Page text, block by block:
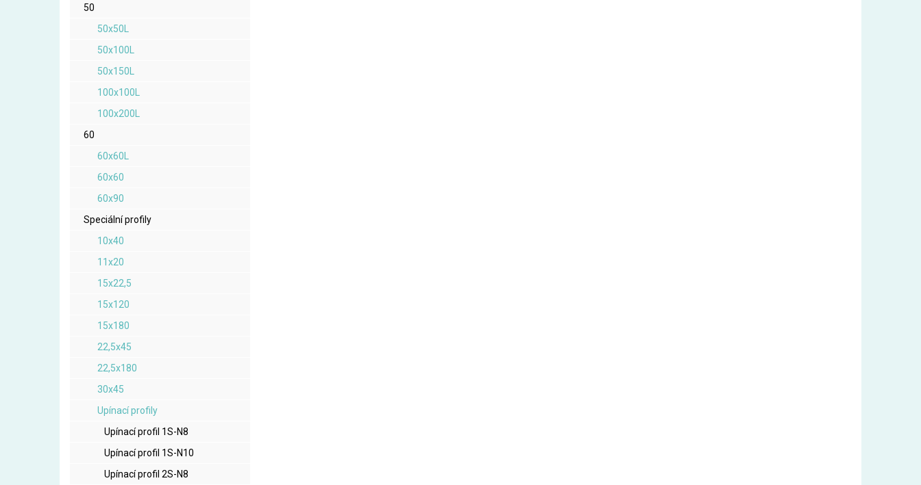
50
50x50L
50x100L
50x150L
100x100L
100x200L
60
60x60L
60x60
60x90
Speciální profily
10x40
11x20
15x22,5
15x120
15x180
22,5x45
22,5x180
30x45
Upínací profily
Upínací profil 1S-N8
Upínací profil 1S-N10
Upínací profil 2S-N8